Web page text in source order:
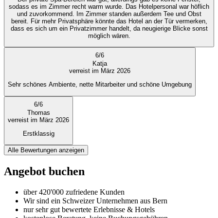
sodass es im Zimmer recht warm wurde. Das Hotelpersonal war höflich
und zuvorkommend. Im Zimmer standen außerdem Tee und Obst
bereit. Für mehr Privatsphäre könnte das Hotel an der Tür vermerken,
dass es sich um ein Privatzimmer handelt, da neugierige Blicke sonst
möglich wären.
6/6
Katja
verreist im März 2026
Sehr schönes Ambiente, nette Mitarbeiter und schöne Umgebung
6/6
Thomas
verreist im März 2026
Erstklassig
Alle Bewertungen anzeigen
Angebot buchen
über 420'000 zufriedene Kunden
Wir sind ein Schweizer Unternehmen aus Bern
nur sehr gut bewertete Erlebnisse & Hotels